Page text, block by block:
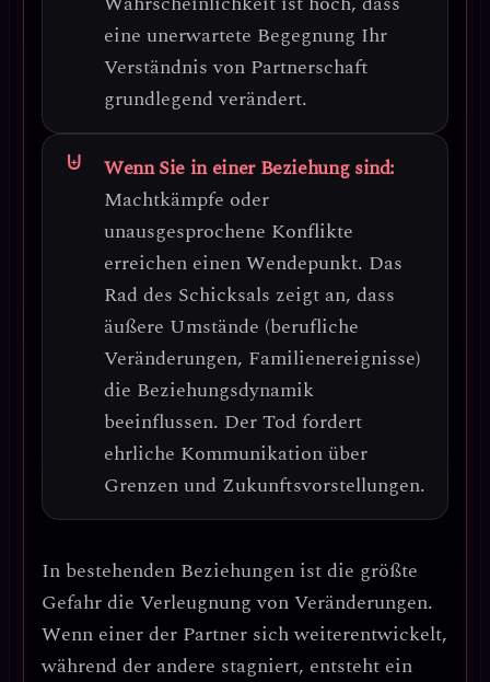
eine unerwartete Begegnung Ihr
Verständnis von Partnerschaft
grundlegend verändert.
Wenn Sie in einer Beziehung sind:
Machtkämpfe oder
unausgesprochene Konflikte
erreichen einen Wendepunkt. Das
Rad des Schicksals zeigt an, dass
äußere Umstände (berufliche
Veränderungen, Familienereignisse)
die Beziehungsdynamik
beeinflussen. Der Tod fordert
ehrliche Kommunikation über
Grenzen und Zukunftsvorstellungen.
In bestehenden Beziehungen ist die größte
Gefahr die Verleugnung von Veränderungen.
Wenn einer der Partner sich weiterentwickelt,
während der andere stagniert, entsteht ein